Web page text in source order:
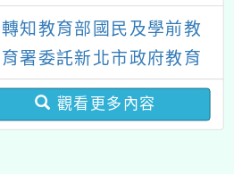
育國際趨勢與發展」
轉知教育部國民及學前教
育署委託新北市政府教育
局辦理「115年度教師專
業成長研習實施計畫－夢
觀看更多內容